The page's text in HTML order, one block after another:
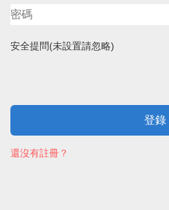
安全提問(未設置請忽略)
登錄
還沒有註冊？